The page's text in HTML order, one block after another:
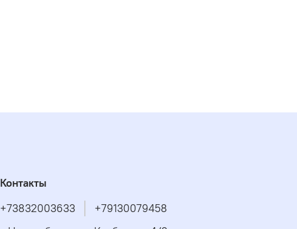
Контакты
+73832003633
+79130079458